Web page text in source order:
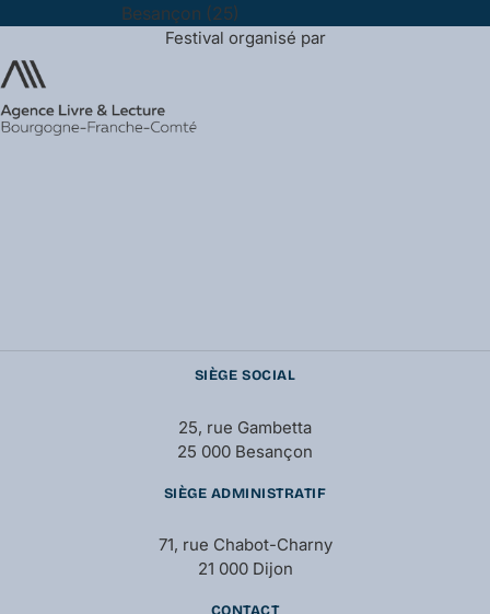
Besançon (25)
Festival organisé par
SIÈGE SOCIAL
25, rue Gambetta
25 000 Besançon
SIÈGE ADMINISTRATIF
71, rue Chabot-Charny
21 000 Dijon